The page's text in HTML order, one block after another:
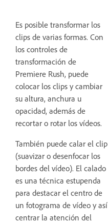
Es posible transformar los
clips de varias formas. Con
los controles de
transformación de
Premiere Rush, puede
colocar los clips y cambiar
su altura, anchura u
opacidad, además de
recortar o rotar los vídeos.
También puede calar el clip
(suavizar o desenfocar los
bordes del vídeo). El calado
es una técnica estupenda
para destacar el centro de
un fotograma de vídeo y así
centrar la atención del